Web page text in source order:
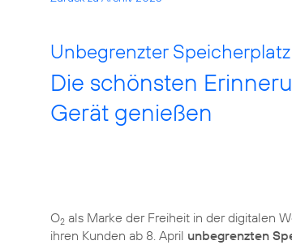
Unbegrenzter
Die schönsten
Gerät genießen
O2 als Marke der Freiheit in der digitalen
ihren Kunden ab 8. April unbegrenzten